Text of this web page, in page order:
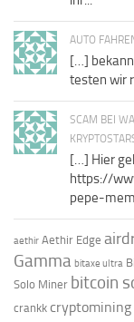
AUTO
[…]
testen wir
SCAM BEI
[…] Hier
https://
pepe-
aethir Aethir Edge
Gamma bitaxe ultra
Solo Miner bitcoin
crankk cryptomining